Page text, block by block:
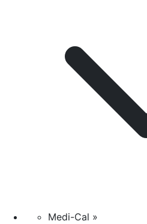
Medi-Cal »